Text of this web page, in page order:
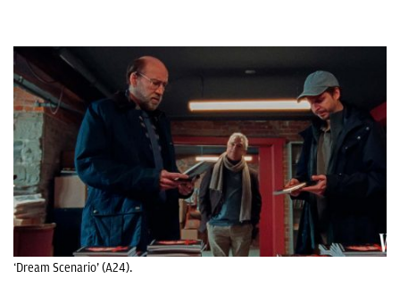
‘Dream Scenario’ (A24).